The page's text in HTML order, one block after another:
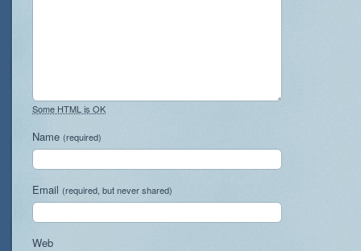
Some HTML is OK
Name (required)
Email (required, but never shared)
Web